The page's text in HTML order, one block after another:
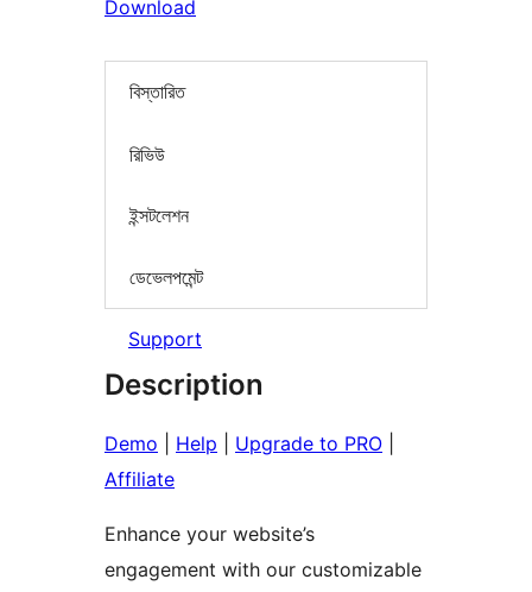
Download
বিস্তারিত
রিভিউ
ইন্সটলেশন
ডেভেলপমেন্ট
Support
Description
Demo Help Upgrade to PRO
Affiliate
Enhance your website’s
engagement with our customizable